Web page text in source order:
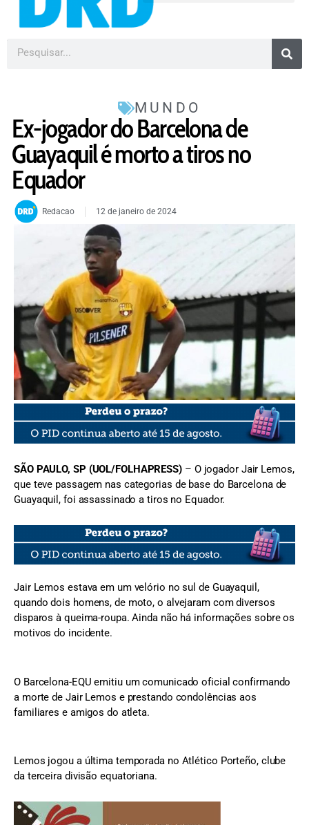
MUNDO
Ex-jogador do Barcelona de
Guayaquil é morto a tiros no
Equador
Redacao 12 de janeiro de 2024
FOTO: redes sociais
SÃO PAULO, SP (UOL/FOLHAPRESS) – O jogador Jair Lemos,
que teve passagem nas categorias de base do Barcelona de
Guayaquil, foi assassinado a tiros no Equador.
Jair Lemos estava em um velório no sul de Guayaquil,
quando dois homens, de moto, o alvejaram com diversos
disparos à queima-roupa. Ainda não há informações sobre os
motivos do incidente.
O Barcelona-EQU emitiu um comunicado oficial confirmando
a morte de Jair Lemos e prestando condolências aos
familiares e amigos do atleta.
Lemos jogou a última temporada no Atlético Porteño, clube
da terceira divisão equatoriana.